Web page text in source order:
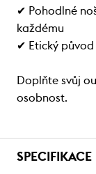
✔ Pohodlné
každému
✔ Etický
Doplňte svůj
osobnost.
SPECIFIKACE